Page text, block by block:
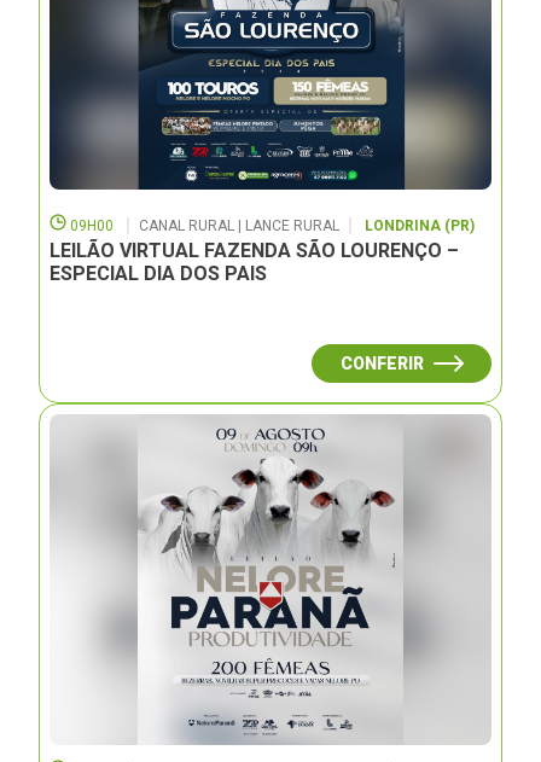
09H00 CANAL RURAL | LANCE RURAL LONDRINA (PR)
LEILÃO VIRTUAL FAZENDA SÃO LOURENÇO –
ESPECIAL DIA DOS PAIS
CONFERIR